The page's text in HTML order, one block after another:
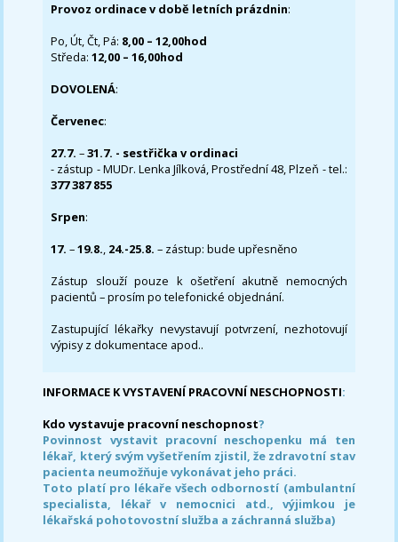
Provoz ordinace v době letních prázdnin:
Po, Út, Čt, Pá: 8,00 – 12,00hod
Středa:12,00 – 16,00hod
DOVOLENÁ:
Červenec:
27.7.–31.7. - sestřička v ordinaci
- zástup - MUDr. Lenka Jílková, Prostřední 48, Plzeň - tel.:
377 387 855
Srpen:
17. –19.8., 24.-25.8. – zástup: bude upřesněno
Zástup slouží pouze k ošetření akutně nemocných
pacientů – prosím po telefonické objednání.
Zastupující lékařky nevystavují potvrzení, nezhotovují
výpisy z dokumentace apod..
INFORMACE K VYSTAVENÍ PRACOVNÍ NESCHOPNOSTI:
Kdo vystavuje pracovní neschopnost?
Povinnost vystavit pracovní neschopenku má ten
lékař, který svým vyšetřením zjistil, že zdravotní stav
pacienta neumožňuje vykonávat jeho práci.
Toto platí pro lékaře všech odborností (ambulantní
specialista, lékař v nemocnici atd., výjimkou je
lékařská pohotovostní služba a záchranná služba)